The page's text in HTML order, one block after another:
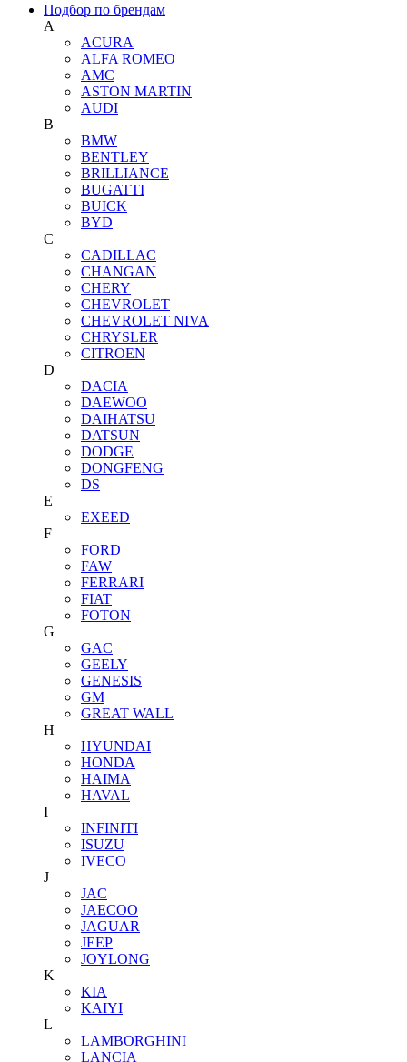
Подбор по брендам
A
ACURA
ALFA ROMEO
AMC
ASTON MARTIN
AUDI
B
BMW
BENTLEY
BRILLIANCE
BUGATTI
BUICK
BYD
C
CADILLAC
CHANGAN
CHERY
CHEVROLET
CHEVROLET NIVA
CHRYSLER
CITROEN
D
DACIA
DAEWOO
DAIHATSU
DATSUN
DODGE
DONGFENG
DS
E
EXEED
F
FORD
FAW
FERRARI
FIAT
FOTON
G
GAC
GEELY
GENESIS
GM
GREAT WALL
H
HYUNDAI
HONDA
HAIMA
HAVAL
I
INFINITI
ISUZU
IVECO
J
JAC
JAECOO
JAGUAR
JEEP
JOYLONG
K
KIA
KAIYI
L
LAMBORGHINI
LANCIA